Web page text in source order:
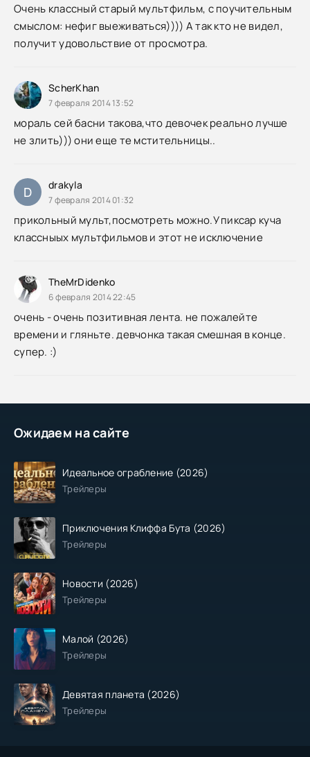
Ожидаем на сайте
Идеальное ограбление (2026)
Трейлеры
Приключения Клиффа Бута (2026)
Трейлеры
Новости (2026)
Трейлеры
Малой (2026)
Трейлеры
Девятая планета (2026)
Трейлеры
Очень классный старый мультфильм, с поучительным
смыслом: нефиг выеживаться)))) А так кто не видел,
получит удовольствие от просмотра.
ScherKhan
7 февраля 2014 13:52
мораль сей басни такова,что девочек реально лучше
не злить))) они еще те мстительницы..
D drakyla
7 февраля 2014 01:32
прикольный мульт,посмотреть можно.У пиксар куча
классныых мультфильмов и этот не исключение
TheMrDidenko
6 февраля 2014 22:45
очень - очень позитивная лента. не пожалейте
времени и гляньте. девчонка такая смешная в конце.
супер. :)